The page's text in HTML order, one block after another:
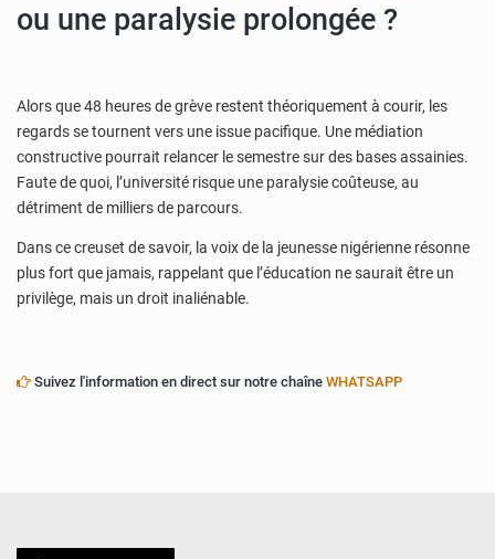
ou une paralysie prolongée ?
Alors que 48 heures de grève restent théoriquement à courir, les
regards se tournent vers une issue pacifique. Une médiation
constructive pourrait relancer le semestre sur des bases assainies.
Faute de quoi, l’université risque une paralysie coûteuse, au
détriment de milliers de parcours.
Dans ce creuset de savoir, la voix de la jeunesse nigérienne résonne
plus fort que jamais, rappelant que l’éducation ne saurait être un
privilège, mais un droit inaliénable.
Suivez l'information en direct sur notre chaîne WHATSAPP